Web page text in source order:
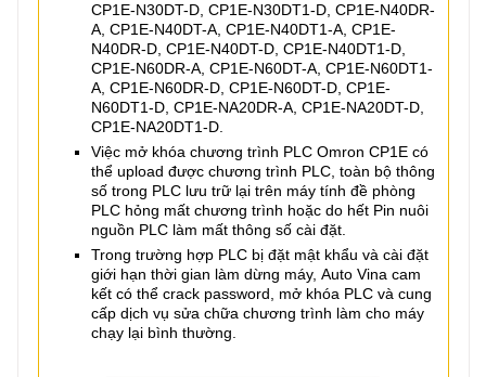
CP1E-N30DT-D, CP1E-N30DT1-D, CP1E-N40DR-
A, CP1E-N40DT-A, CP1E-N40DT1-A, CP1E-
N40DR-D, CP1E-N40DT-D, CP1E-N40DT1-D,
CP1E-N60DR-A, CP1E-N60DT-A, CP1E-N60DT1-
A, CP1E-N60DR-D, CP1E-N60DT-D, CP1E-
N60DT1-D, CP1E-NA20DR-A, CP1E-NA20DT-D,
CP1E-NA20DT1-D.
Việc mở khóa chương trình PLC Omron CP1E có
thể upload được chương trình PLC, toàn bộ thông
số trong PLC lưu trữ lại trên máy tính đề phòng
PLC hỏng mất chương trình hoặc do hết Pin nuôi
nguồn PLC làm mất thông số cài đặt.
Trong trường hợp PLC bị đặt mật khẩu và cài đặt
giới hạn thời gian làm dừng máy, Auto Vina cam
kết có thể crack password, mở khóa PLC và cung
cấp dịch vụ sửa chữa chương trình làm cho máy
chạy lại bình thường.